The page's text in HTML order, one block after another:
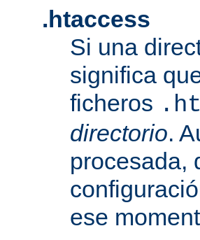
.htaccess
Si una
significa
ficheros
directorio.
procesada,
ese